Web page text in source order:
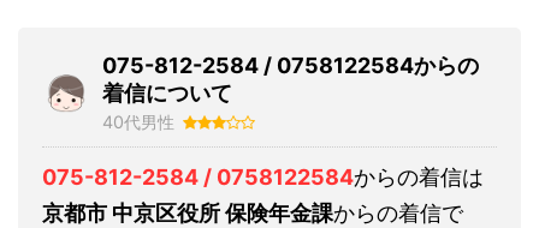
075-812-2584 / 0758122584からの
着信について
40代男性
075-812-2584 / 0758122584からの着信は
京都市 中京区役所 保険年金課からの着信で